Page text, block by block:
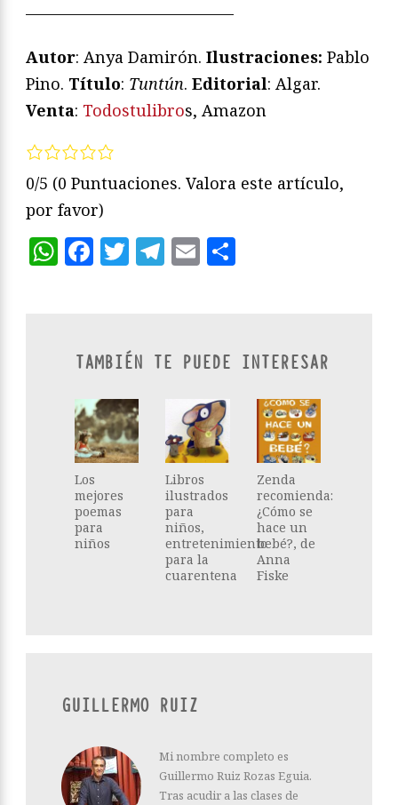
—————————————
Autor: Anya Damirón. Ilustraciones: Pablo
Pino. Título: Tuntún. Editorial: Algar.
Venta: Todostulibros, Amazon
0/5 (0 Puntuaciones. Valora este artículo,
por favor)
WhatsApp
Facebook
Twitter
Telegram
Email
TAMBIÉN TE PUEDE INTERESAR
Los
mejores
poemas
para
niños
Libros
ilustrados
para
niños,
entretenimiento
para la
cuarentena
Zenda
recomienda:
¿Cómo se
hace un
bebé?, de
Anna
Fiske
GUILLERMO RUIZ
Mi nombre completo es
Guillermo Ruiz Rozas Eguia.
Tras acudir a las clases de